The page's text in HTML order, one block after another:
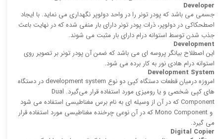
Developer
جسمی می باشد كه پودر تونر را در واحد دولوپر نگهداری می نماید. با ایجاد
اصطحکاکی در دولوپر، ذرات پودر تونر دارای بار منفی شده كه در نهایت باعث
جذب شدن توسط استوانه درام دارای بار مثبت می ‌شوند.
Development
این اصطلاح بیانگر پروسه ‌ای می باشد كه ضمن آن پودر تونر بر تصویر روی
استوانه درام هادی نور به كار‌ برده می ‌شود.
Development System
امروزه درمیان قطعات دستگاه کپی دو نوع development system در دستگاه
های کپی شخصی و یا رومیزی مورد استفاده قرار می‌گیرد. Dual
Component كه در آن از وسیله ای به نام برس مغناطیسی استفاده می‌ شود
و Mono Component كه در آن نوعی چرخنده مغناطیسی مورد استفاده قرار
می گیرد.
Digital Copier